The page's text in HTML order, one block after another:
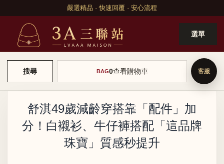
嚴選精品 · 快速回覆 · 安心流程
選單
搜尋 BAG0查看購物車
舒淇49歲減齡穿搭靠「配件」加
分！白襯衫、牛仔褲搭配「這品牌
珠寶」質感秒提升